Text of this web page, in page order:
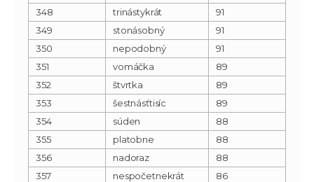
348
trinástykrát
91
349
stonásobný
91
350
nepodobný
91
351
vomáčka
89
352
štvrtka
89
353
šestnásťtisíc
89
354
súden
88
355
platobne
88
356
nadoraz
88
357
nespočetnekrát
86